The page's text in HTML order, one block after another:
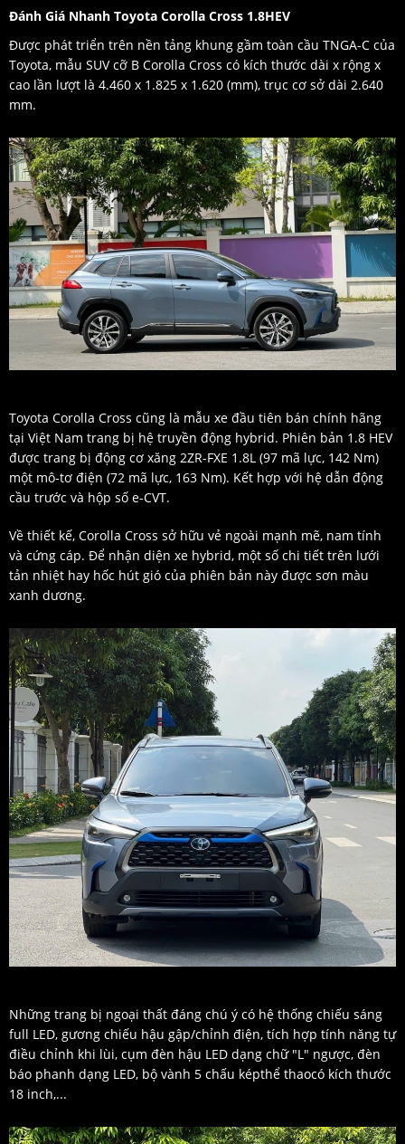
Đánh Giá Nhanh Toyota Corolla Cross 1.8HEV
Được phát triển trên nền tảng khung gầm toàn cầu TNGA-C của
Toyota, mẫu SUV cỡ B Corolla Cross có kích thước dài x rộng x
cao lần lượt là 4.460 x 1.825 x 1.620 (mm), trục cơ sở dài 2.640
mm.
Toyota Corolla Cross cũng là mẫu xe đầu tiên bán chính hãng
tại Việt Nam trang bị hệ truyền động hybrid. Phiên bản 1.8 HEV
được trang bị động cơ xăng 2ZR-FXE 1.8L (97 mã lực, 142 Nm)
một mô-tơ điện (72 mã lực, 163 Nm). Kết hợp với hệ dẫn động
cầu trước và hộp số e-CVT.
Về thiết kế, Corolla Cross sở hữu vẻ ngoài mạnh mẽ, nam tính
và cứng cáp. Để nhận diện xe hybrid, một số chi tiết trên lưới
tản nhiệt hay hốc hút gió của phiên bản này được sơn màu
xanh dương.
Những trang bị ngoại thất đáng chú ý có hệ thống chiếu sáng
full LED, gương chiếu hậu gập/chỉnh điện, tích hợp tính năng tự
điều chỉnh khi lùi, cụm đèn hậu LED dạng chữ "L" ngược, đèn
báo phanh dạng LED, bộ vành 5 chấu képthể thaocó kích thước
18 inch,...